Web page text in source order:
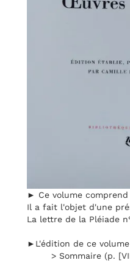
► Ce volume comprend
Il a fait l'objet d'une
La lettre de la Pléiade
►L'édition de ce
> Sommaire (p.